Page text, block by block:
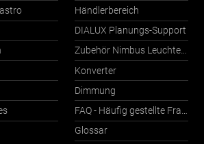
Händlerbereich
DIALUX Planungs-Support
Zubehör Nimbus Leuchten mit Häfele Connect
Konverter
Dimmung
FAQ - Häufig gestellte Fragen
Glossar